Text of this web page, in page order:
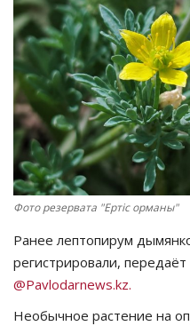
СПОРТ
Чек-лист
РАЗВЛЕЧЕНИЯ
OFFICIAL
Курултай
Язык
Қазақша Русский
Фото резервата "Ертіс орманы"
Ранее лептопирум
регистрировали,
@Pavlodarnews.kz.
Необычное растение на